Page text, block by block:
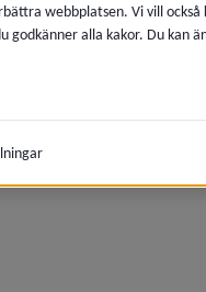
webbplatsen. Vi vill
alla kakor. Du kan